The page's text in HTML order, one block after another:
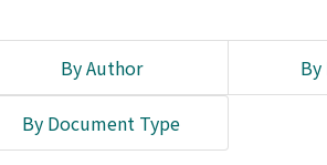
By Author By
By Document Type